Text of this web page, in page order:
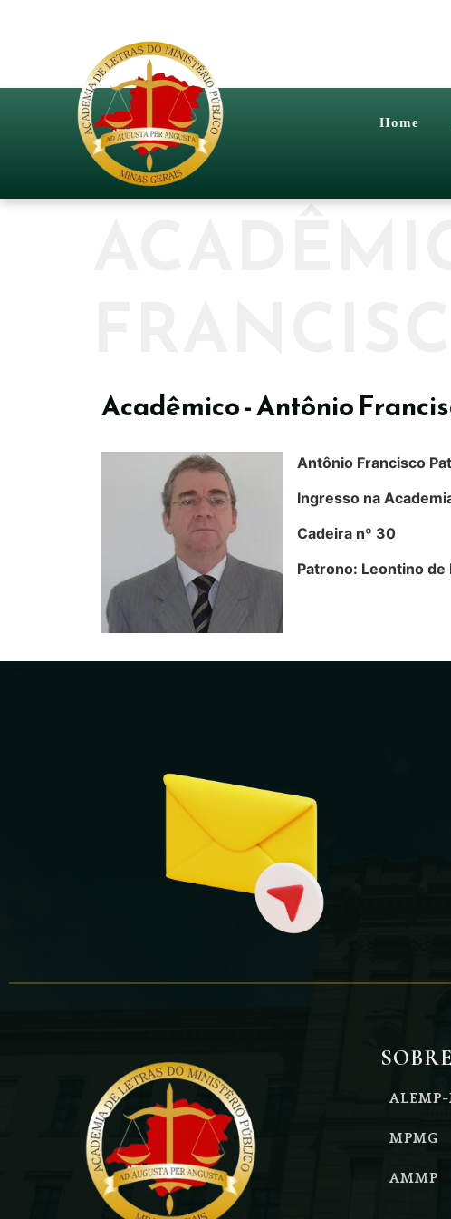
Home
Acadêmico - Antônio
Antônio Francisco
Ingresso na
Cadeira nº 30
Patrono: Leontino de
SOBRE
MPMG
AMMP